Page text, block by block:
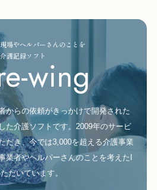
wing
場やヘルパーさんのことを
護記録ソフト
からの依頼がきっかけで開発された
た介護ソフトです。2009年のサービ
だき、今では3,000を超える介護事業
業者やヘルパーさんのことを考えたI
だいています。